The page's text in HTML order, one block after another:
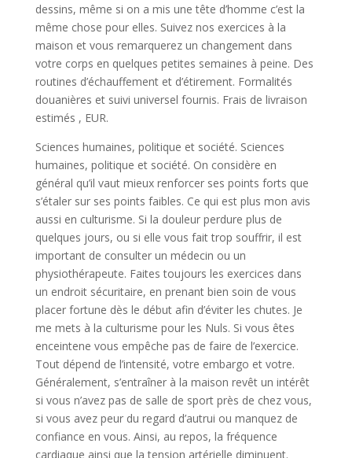
dessins, même si on a mis une tête d’homme c’est la
même chose pour elles. Suivez nos exercices à la
maison et vous remarquerez un changement dans
votre corps en quelques petites semaines à peine. Des
routines d’échauffement et d’étirement. Formalités
douanières et suivi universel fournis. Frais de livraison
estimés , EUR.
Sciences humaines, politique et société. Sciences
humaines, politique et société. On considère en
général qu’il vaut mieux renforcer ses points forts que
s’étaler sur ses points faibles. Ce qui est plus mon avis
aussi en culturisme. Si la douleur perdure plus de
quelques jours, ou si elle vous fait trop souffrir, il est
important de consulter un médecin ou un
physiothérapeute. Faites toujours les exercices dans
un endroit sécuritaire, en prenant bien soin de vous
placer fortune dès le début afin d’éviter les chutes. Je
me mets à la culturisme pour les Nuls. Si vous êtes
enceintene vous empêche pas de faire de l’exercice.
Tout dépend de l’intensité, votre embargo et votre.
Généralement, s’entraîner à la maison revêt un intérêt
si vous n’avez pas de salle de sport près de chez vous,
si vous avez peur du regard d’autrui ou manquez de
confiance en vous. Ainsi, au repos, la fréquence
cardiaque ainsi que la tension artérielle diminuent.